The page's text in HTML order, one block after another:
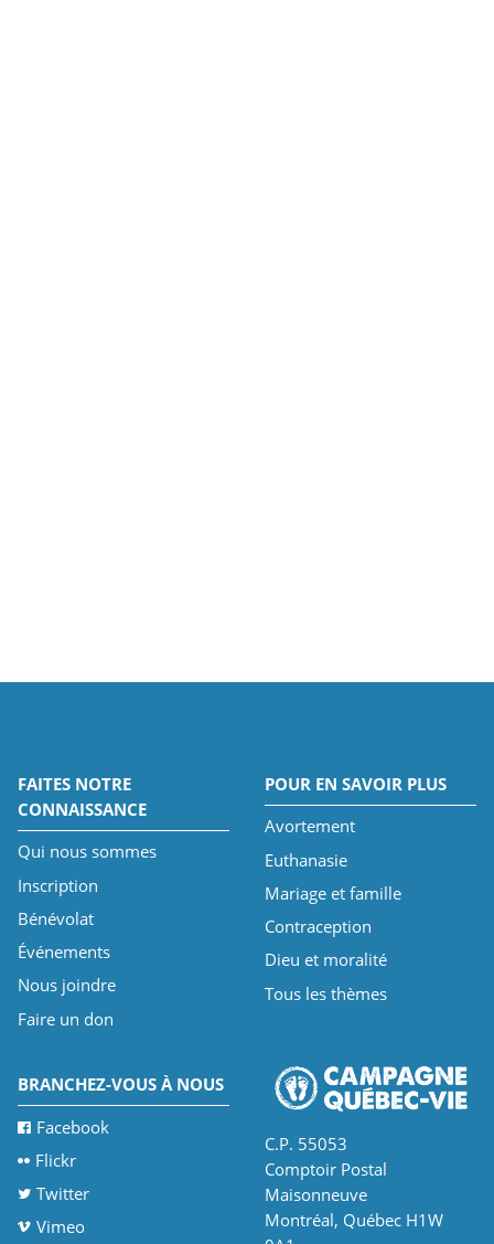
FAITES NOTRE
CONNAISSANCE
Qui nous sommes
Inscription
Bénévolat
Événements
Nous joindre
Faire un don
POUR EN SAVOIR PLUS
Avortement
Euthanasie
Mariage et famille
Contraception
Dieu et moralité
Tous les thèmes
BRANCHEZ-VOUS À NOUS
Facebook
Flickr
Twitter
Vimeo
C.P. 55053
Comptoir Postal
Maisonneuve
Montréal, Québec H1W